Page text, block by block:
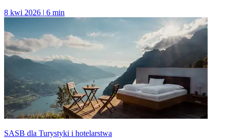
8 kwi 2026 | 6 min
SASB dla Turystyki i hotelarstwa